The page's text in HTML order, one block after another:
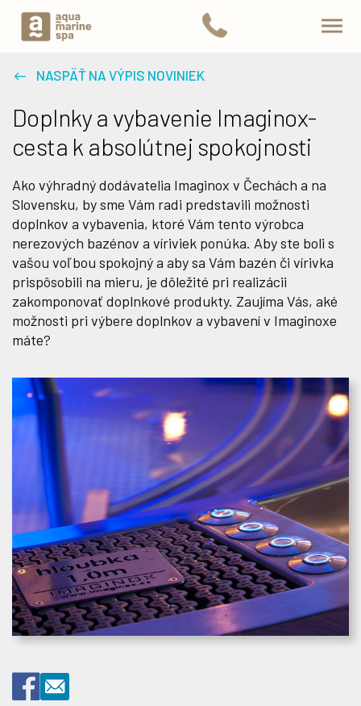
NASPÄŤ NA VÝPIS NOVINIEK
Doplnky a vybavenie Imaginox-
cesta k absolútnej spokojnosti
Ako výhradný dodávatelia Imaginox v Čechách a na
Slovensku, by sme Vám radi predstavili možnosti
doplnkov a vybavenia, ktoré Vám tento výrobca
nerezových bazénov a víriviek ponúka. Aby ste boli s
vašou voľbou spokojný a aby sa Vám bazén či vírivka
prispôsobili na mieru, je dôležité pri realizácii
zakomponovať doplnkové produkty. Zaujíma Vás, aké
možnosti pri výbere doplnkov a vybavení v Imaginoxe
máte?